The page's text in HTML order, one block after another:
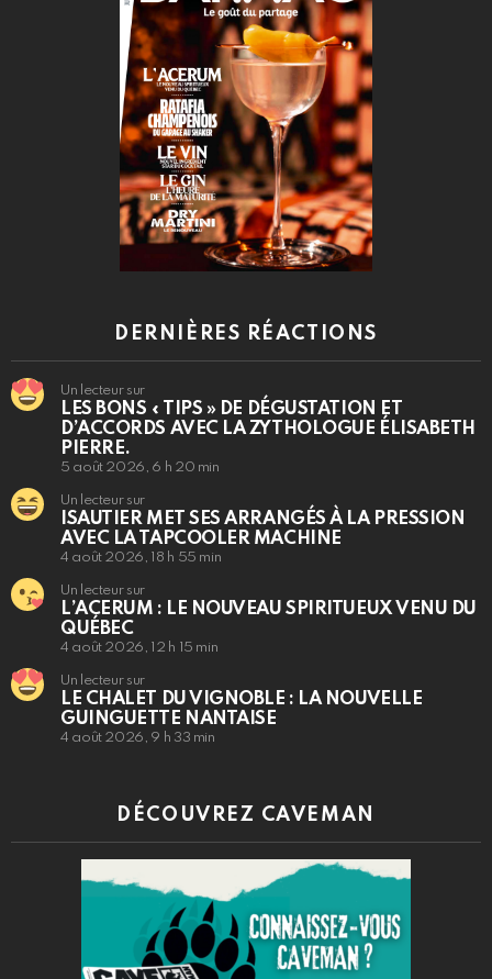
DERNIÈRES RÉACTIONS
Un lecteur sur
LES BONS « TIPS » DE DÉGUSTATION ET
D’ACCORDS AVEC LA ZYTHOLOGUE ÉLISABETH
PIERRE.
5 août 2026, 6 h 20 min
Un lecteur sur
ISAUTIER MET SES ARRANGÉS À LA PRESSION
AVEC LA TAPCOOLER MACHINE
4 août 2026, 18 h 55 min
Un lecteur sur
L’ACERUM : LE NOUVEAU SPIRITUEUX VENU DU
QUÉBEC
4 août 2026, 12 h 15 min
Un lecteur sur
LE CHALET DU VIGNOBLE : LA NOUVELLE
GUINGUETTE NANTAISE
4 août 2026, 9 h 33 min
DÉCOUVREZ CAVEMAN